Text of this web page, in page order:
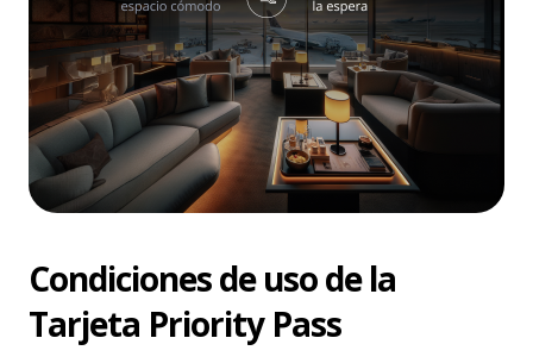
Condiciones de uso de la
Tarjeta Priority Pass